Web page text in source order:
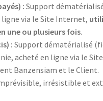
:Support
via le Site Internet,
une ou plusieurs fois.
:Support dématérialisé
acheté en ligne via le
Banzensiam et le Client.
irrésistible et